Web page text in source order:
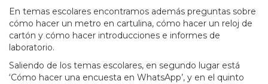
En temas escolares encontramos además preguntas sobre
cómo hacer un metro en cartulina, cómo hacer un reloj de
cartón y cómo hacer introducciones e informes de
laboratorio.
Saliendo de los temas escolares, en segundo lugar está
‘Cómo hacer una encuesta en WhatsApp’, y en el quinto